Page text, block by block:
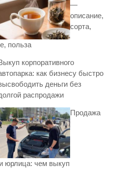
—
описание,
сорта,
польза
корпоративного
как бизнесу быстро
деньги без
распродажи
Продажа
юрлица: чем выкуп